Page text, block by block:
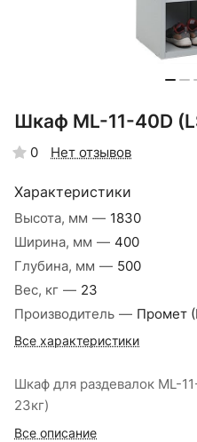
Шкаф ML-11-40D
0 Нет отзывов
Характеристики
Высота, мм — 1830
Ширина, мм — 400
Глубина, мм — 500
Вес, кг — 23
Производитель — Промет
Все характеристики
Шкаф для раздевалок ML-
23кг)
Все описание